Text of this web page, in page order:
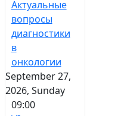
Актуальные
вопросы
диагностики
в
онкологии
September 27,
2026, Sunday
09:00